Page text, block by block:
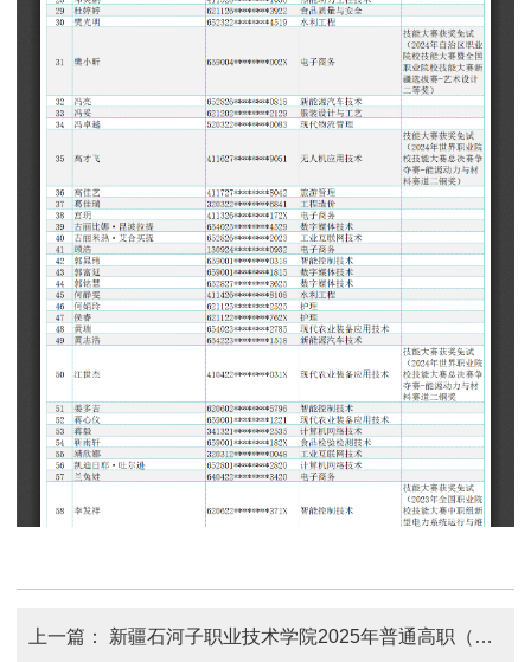
上一篇： 新疆石河子职业技术学院2025年普通高职（专科）单独招生拟录取名单公示